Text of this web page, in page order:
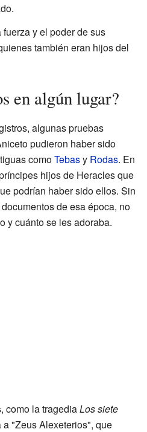
y el poder de sus
también eran hijos del
en algún lugar?
algunas pruebas
pudieron haber sido
comoTebasy Rodas. En
hijos de Heracles que
podrían haber sido ellos. Sin
de esa época, no
y cuánto se les adoraba.
como la tragediaLos siete
a "Zeus Alexeterios", que